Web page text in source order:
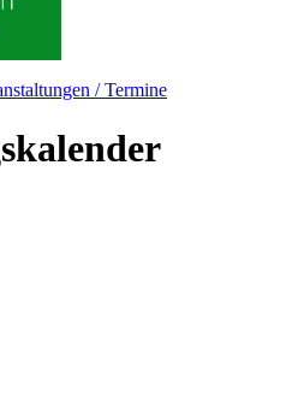
/ Termine